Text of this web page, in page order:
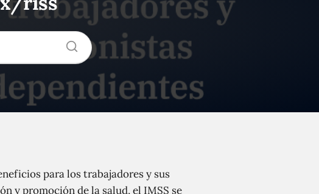
para los trabajadores y sus
y promoción de la salud, el IMSS se